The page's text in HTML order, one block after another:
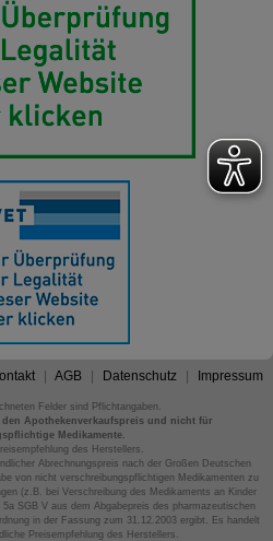
AGB Datenschutz Impressum
Felder sind Pflichtangaben.
Apothekenverkaufspreis und nicht für
Medikamente.
des Herstellers.
Abrechnungspreis nach der Großen Deutschen
von nicht verschreibungspflichtigen Medikamenten zu
(z.B. bei Verschreibung des Medikaments an Kinder
SGB V aus dem Abgabepreis des pharmazeutischen
in der Fassung zum 31.12.2003 ergibt. Es handelt
Preisempfehlung des Herstellers.